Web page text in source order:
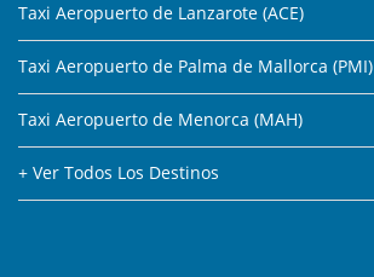
Taxi Aeropuerto de Lanzarote (ACE)
Taxi Aeropuerto de Palma de Mallorca (PMI)
Taxi Aeropuerto de Menorca (MAH)
+ Ver Todos Los Destinos